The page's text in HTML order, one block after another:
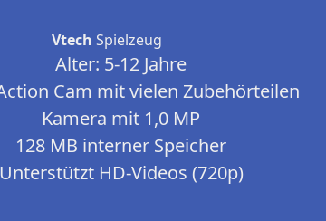
Vtech Spielzeug
Alter: 5-12 Jahre
Cam mit vielen Zubehörteilen
Kamera mit 1,0 MP
128 MB interner Speicher
Unterstützt HD-Videos (720p)